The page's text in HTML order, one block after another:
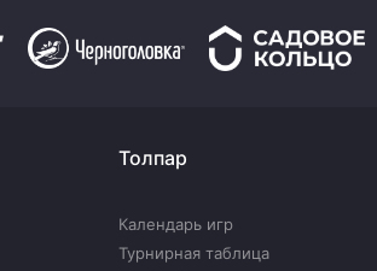
Толпар
Календарь игр
Турнирная таблица